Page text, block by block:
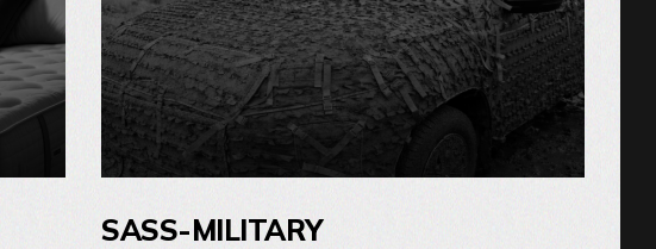
SASS-MILITARY